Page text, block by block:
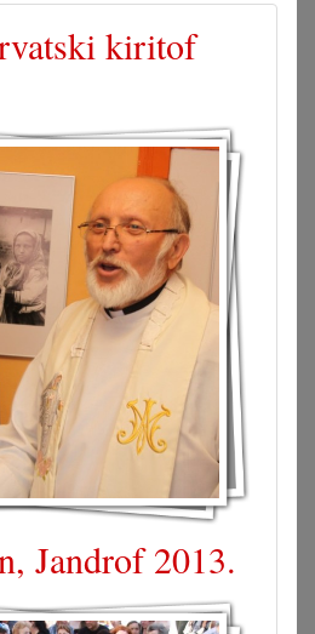
kiritof
Jandrof 2013.